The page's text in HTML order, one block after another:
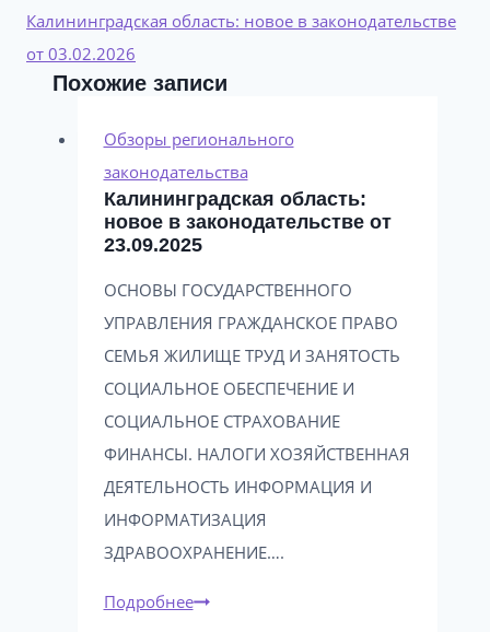
Калининградская область: новое в законодательстве
от 03.02.2026
Похожие записи
Обзоры регионального
законодательства
Калининградская область:
новое в законодательстве от
23.09.2025
ОСНОВЫ ГОСУДАРСТВЕННОГО
УПРАВЛЕНИЯ ГРАЖДАНСКОЕ ПРАВО
СЕМЬЯ ЖИЛИЩЕ ТРУД И ЗАНЯТОСТЬ
СОЦИАЛЬНОЕ ОБЕСПЕЧЕНИЕ И
СОЦИАЛЬНОЕ СТРАХОВАНИЕ
ФИНАНСЫ. НАЛОГИ ХОЗЯЙСТВЕННАЯ
ДЕЯТЕЛЬНОСТЬ ИНФОРМАЦИЯ И
ИНФОРМАТИЗАЦИЯ
ЗДРАВООХРАНЕНИЕ….
ПодробнееКалининградская